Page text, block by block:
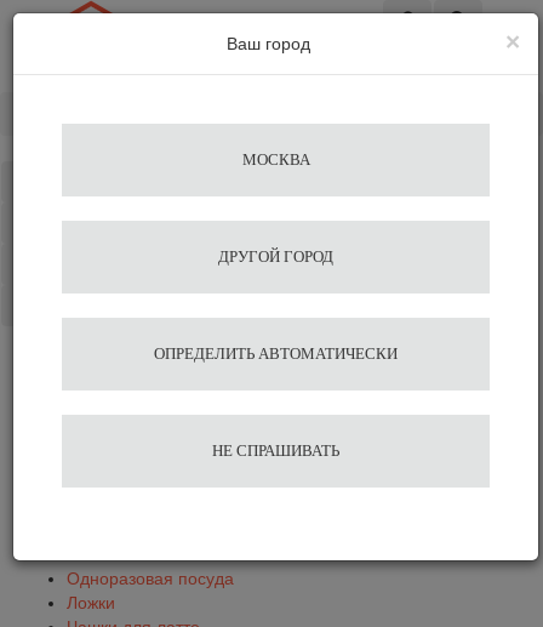
Избранное
Чашки для латте d'Ancap
Одноразовая посуда
Ложки
×
Ваш город
МОСКВА
ДРУГОЙ ГОРОД
ОПРЕДЕЛИТЬ АВТОМАТИЧЕСКИ
НЕ СПРАШИВАТЬ